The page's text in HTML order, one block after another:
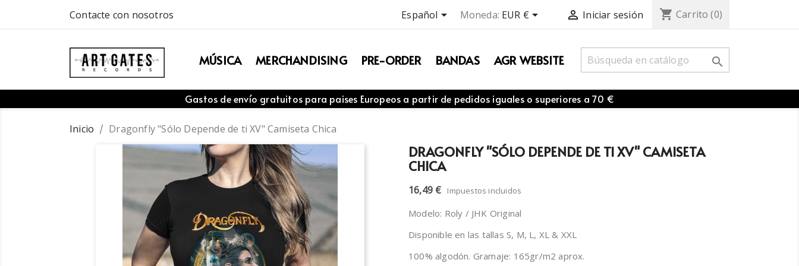
Contacte con nosotros Español Moneda: EUR €  Iniciar sesión shopping_cart Carrito (0)
MÚSICA MERCHANDISING PRE-ORDER BANDAS AGR WEBSITE 
Gastos de envío gratuitos para paises Europeos a partir de pedidos iguales o superiores a 70 €
Inicio Dragonfly "Sólo Depende de ti XV" Camiseta Chica
DRAGONFLY "SÓLO DEPENDE DE TI XV" CAMISETA
CHICA
16,49 € Impuestos incluidos
Modelo: Roly / JHK Original
Disponible en las tallas S, M, L, XL & XXL
100% algodón. Gramaje: 165gr/m2 aprox.